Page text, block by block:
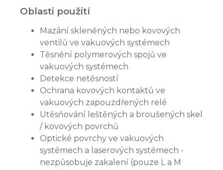
Oblasti použití
Mazání skleněných nebo kovových
ventilů ve vakuových systémech
Těsnění polymerových spojů ve
vakuových systémech
Detekce netěsností
Ochrana kovových kontaktů ve
vakuových zapouzdřených relé
Utěsňování leštěných a broušených skel
/ kovových povrchů
Optické povrchy ve vakuových
systémech a laserových systémech -
nezpůsobuje zakalení (pouze L a M